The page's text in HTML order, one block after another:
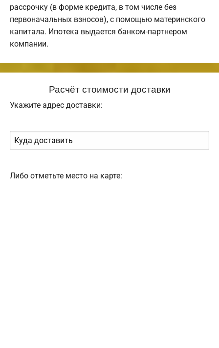
рассрочку (в форме кредита, в том числе без
первоначальных взносов), с помощью материнского
капитала. Ипотека выдается банком-партнером
компании.
Расчёт стоимости доставки
Укажите адрес доставки:
Либо отметьте место на карте: